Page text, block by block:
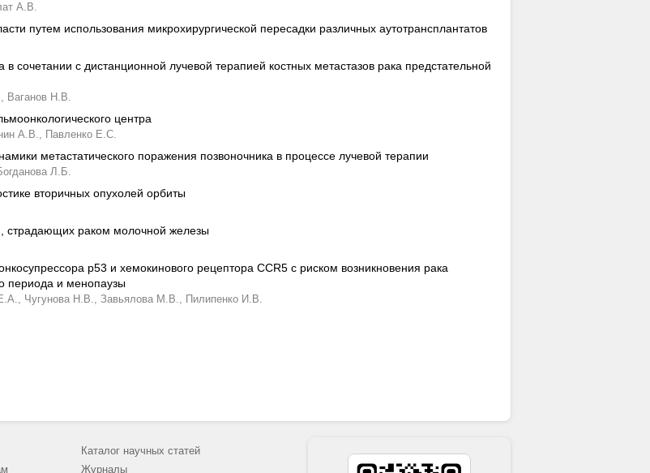
А.В.
путем использования микрохирургической пересадки различных аутотрансплантатов
сочетании с дистанционной лучевой терапией костных метастазов рака предстательной
Ваганов Н.В.
центра
А.В., Павленко Е.С.
метастатического поражения позвоночника в процессе лучевой терапии
Л.Б.
вторичных опухолей орбиты
страдающих раком молочной железы
р53 и хемокинового рецептора CCR5 с риском возникновения рака
периода и менопаузы
Чугунова Н.В., Завьялова М.В., Пилипенко И.В.
Каталог научных статей
Журналы